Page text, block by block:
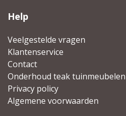
Help
Veelgestelde vragen
Klantenservice
Contact
Onderhoud teak tuinmeubelen
Privacy policy
Algemene voorwaarden